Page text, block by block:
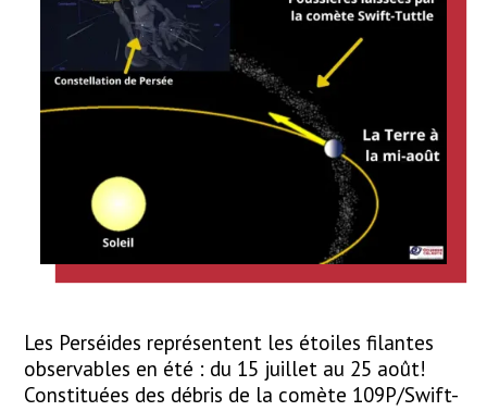
Les Perséides représentent les étoiles filantes
observables en été : du 15 juillet au 25 août!
Constituées des débris de la comète 109P/Swift-